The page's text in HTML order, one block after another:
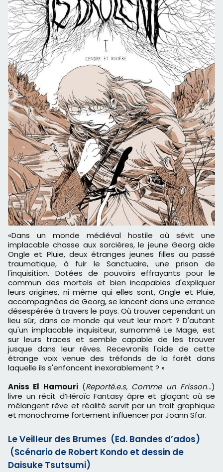
«Dans un monde médiéval hostile où sévit une
implacable chasse aux sorcières, le jeune Georg aide
Ongle et Pluie, deux étranges jeunes filles au passé
traumatique, à fuir le Sanctuaire, une prison de
l'inquisition. Dotées de pouvoirs effrayants pour le
commun des mortels et bien incapables d'expliquer
leurs origines, ni même qui elles sont, Ongle et Pluie,
accompagnées de Georg, se lancent dans une errance
désespérée à travers le pays. Où trouver cependant un
lieu sûr, dans ce monde qui veut leur mort ? D'autant
qu'un implacable inquisiteur, surnommé Le Mage, est
sur leurs traces et semble capable de les trouver
jusque dans leur rêves. Recevronils l'aide de cette
étrange voix venue des tréfonds de la forêt dans
laquelle ils s'enfoncent inexorablement ? »
Aniss El Hamouri(Reporté.e.s, Comme un Frisson…)
livre un récit d’Héroïc Fantasy âpre et glaçant où se
mélangent rêve et réalité servit par un trait graphique
et monochrome fortement influencer par Joann Sfar.
Le Veilleur des Brumes (Ed. Bandes d’ados)
(Scénario de Robert Kondo et dessin de
Daisuke Tsutsumi)